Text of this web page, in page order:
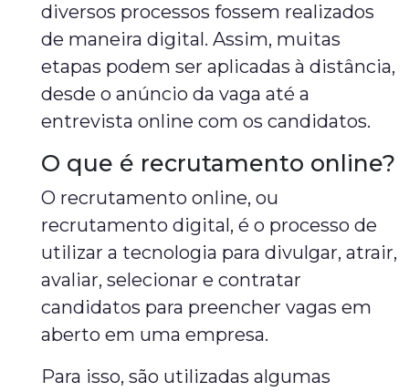
diversos processos fossem realizados
de maneira digital. Assim, muitas
etapas podem ser aplicadas à distância,
desde o anúncio da vaga até a
entrevista online com os candidatos.
O que é recrutamento online?
O recrutamento online, ou
recrutamento digital, é o processo de
utilizar a tecnologia para divulgar, atrair,
avaliar, selecionar e contratar
candidatos para preencher vagas em
aberto em uma empresa.
Para isso, são utilizadas algumas